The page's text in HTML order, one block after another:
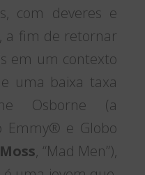
com deveres e
a fim de retornar
em um contexto
uma baixa taxa
Osborne (a
Emmy® e Globo
, “Mad Men”),